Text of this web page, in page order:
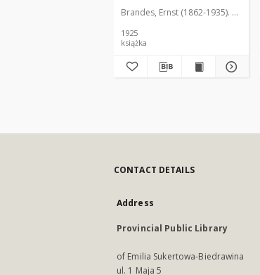
Brandes, Ernst (1862-1935). Wstęp
1925
książka
CONTACT DETAILS
Address
Provincial Public Library
of Emilia Sukertowa-Biedrawina
ul. 1 Maja 5